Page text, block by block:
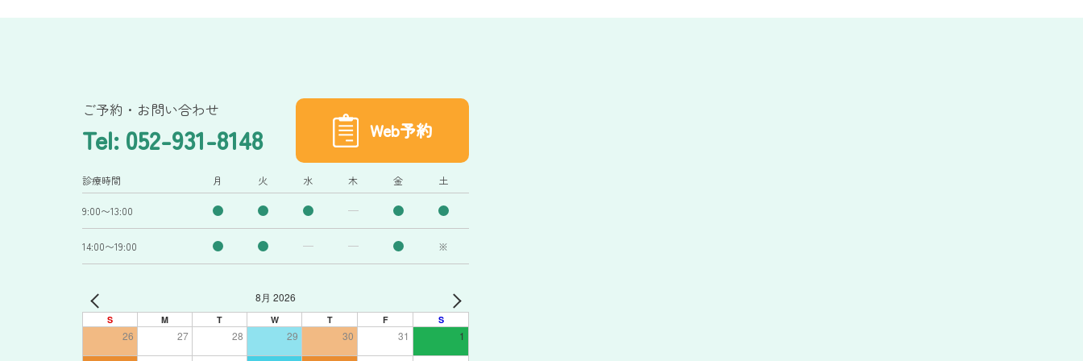
ご予約・お問い合わせ
Tel: 052-931-8148 Web予約
診療時間 月 火 水 木 金 土
9:00〜13:00
14:00〜19:00 ※
8月 2026
S M T W T F S
26 27 28 29 30 31 1